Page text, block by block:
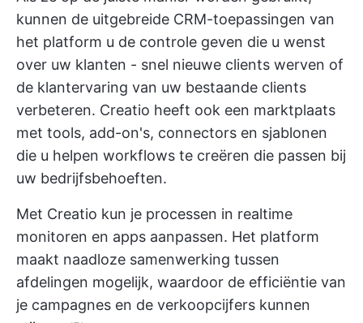
kunnen de uitgebreide CRM-toepassingen van
het platform u de controle geven die u wenst
over uw klanten - snel nieuwe clients werven of
de klantervaring van uw bestaande clients
verbeteren. Creatio heeft ook een marktplaats
met tools, add-on's, connectors en sjablonen
die u helpen workflows te creëren die passen bij
uw bedrijfsbehoeften.
Met Creatio kun je processen in realtime
monitoren en apps aanpassen. Het platform
maakt naadloze samenwerking tussen
afdelingen mogelijk, waardoor de efficiëntie van
je campagnes en de verkoopcijfers kunnen